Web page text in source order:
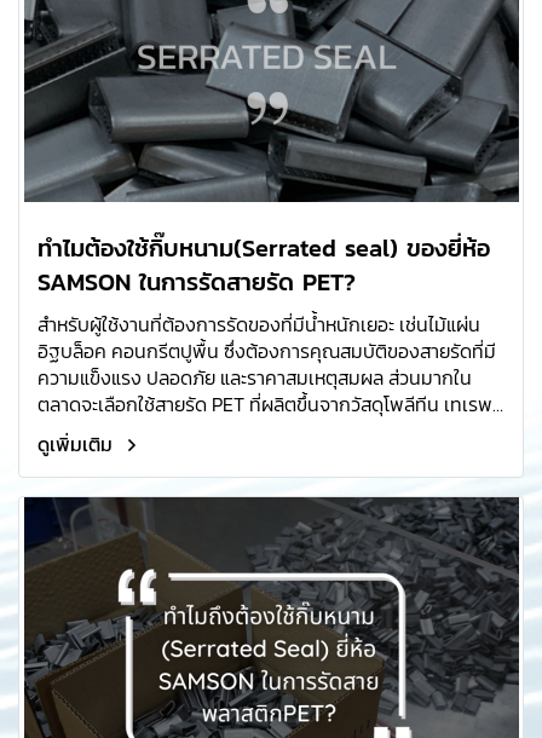
ทำไมต้องใช้กิ๊บหนาม(Serrated seal) ของยี่ห้อ
SAMSON ในการรัดสายรัด PET?
สำหรับผู้ใช้งานที่ต้องการรัดของที่มีน้ำหนักเยอะ เช่นไม้แผ่น
อิฐบล็อค คอนกรีตปูพื้น ซึ่งต้องการคุณสมบัติของสายรัดที่มี
ความแข็งแรง ปลอดภัย และราคาสมเหตุสมผล ส่วนมากใน
ตลาดจะเลือกใช้สายรัด PET ที่ผลิตขึ้นจากวัสดุโพลีทีน เทเรพ
ทาเลท(Polythene Terephthalate) ซึ่งสามารถรองรับน้ำ
หนักและยืดตัวได้ดีกว่าสายรัดพลาสติกPP และราคาถูกกว่าสาย
รัดเหล็กพืด
ดูเพิ่มเติม